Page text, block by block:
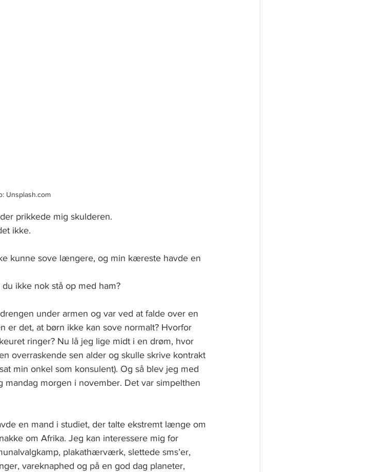
Unsplash.com
prikkede mig skulderen.
ikke.
kunne sove længere, og min kæreste havde en
ikke nok stå op med ham?
under armen og var ved at falde over en
er det, at børn ikke kan sove normalt? Hvorfor
ringer? Nu lå jeg lige midt i en drøm, hvor
overraskende sen alder og skulle skrive kontrakt
min onkel som konsulent). Og så blev jeg med
morgen i november. Det var simpelthen
en mand i studiet, der talte ekstremt længe om
om Afrika. Jeg kan interessere mig for
plakathærværk, slettede sms’er,
vareknaphed og på en god dag planeter,